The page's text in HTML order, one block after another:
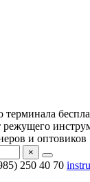
терминала
и оптовиков
×
250 40 70